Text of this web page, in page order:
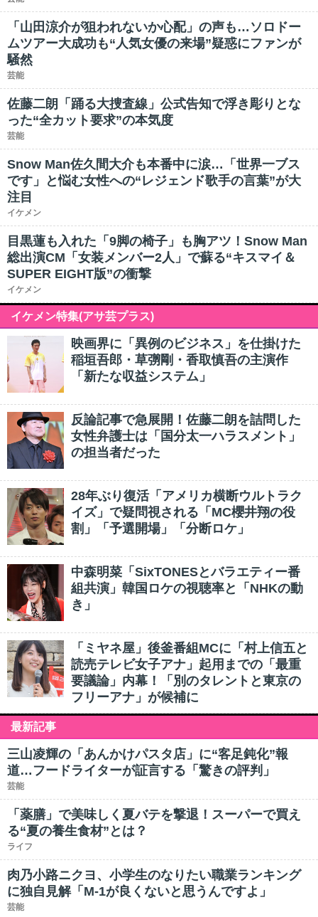
「山田涼介が狙われないか心配」の声も…ソロドー
ムツアー大成功も“人気女優の来場”疑惑にファンが
騒然
芸能
佐藤二朗「踊る大捜査線」公式告知で浮き彫りとな
った“全カット要求”の本気度
芸能
Snow Man佐久間大介も本番中に涙…「世界一ブス
です」と悩む女性への“レジェンド歌手の言葉”が大
注目
イケメン
目黒蓮も入れた「9脚の椅子」も胸アツ！Snow Man
総出演CM「女装メンバー2人」で蘇る“キスマイ＆
SUPER EIGHT版”の衝撃
イケメン
イケメン特集(アサ芸プラス)
映画界に「異例のビジネス」を仕掛けた
稲垣吾郎・草彅剛・香取慎吾の主演作
「新たな収益システム」
反論記事で急展開！佐藤二朗を詰問した
女性弁護士は「国分太一ハラスメント」
の担当者だった
28年ぶり復活「アメリカ横断ウルトラク
イズ」で疑問視される「MC櫻井翔の役
割」「予選開場」「分断ロケ」
中森明菜「SixTONESとバラエティー番
組共演」韓国ロケの視聴率と「NHKの動
き」
「ミヤネ屋」後釜番組MCに「村上信五と
読売テレビ女子アナ」起用までの「最重
要議論」内幕！「別のタレントと東京の
フリーアナ」が候補に
最新記事
三山凌輝の「あんかけパスタ店」に“客足鈍化”報
道…フードライターが証言する「驚きの評判」
芸能
「薬膳」で美味しく夏バテを撃退！スーパーで買え
る“夏の養生食材”とは？
ライフ
肉乃小路ニクヨ、小学生のなりたい職業ランキング
に独自見解「M-1が良くないと思うんですよ」
芸能